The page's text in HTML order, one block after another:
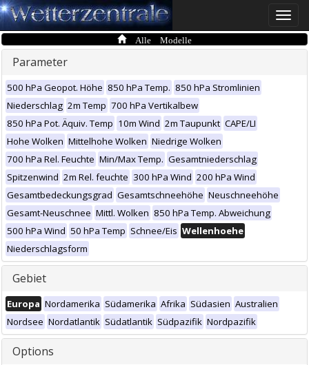
Toggle
Alle Modelle
Parameter
500 hPa Geopot. Höhe 850 hPa Temp. 850 hPa Stromlinien
Niederschlag 2m Temp 700 hPa Vertikalbew
850 hPa Pot. Äquiv. Temp 10m Wind 2m Taupunkt CAPE/LI
Hohe Wolken Mittelhohe Wolken Niedrige Wolken
700 hPa Rel. Feuchte Min/Max Temp. Gesamtniederschlag
Spitzenwind 2m Rel. feuchte 300 hPa Wind 200 hPa Wind
Gesamtbedeckungsgrad Gesamtschneehöhe Neuschneehöhe
Gesamt-Neuschnee Mittl. Wolken 850 hPa Temp. Abweichung
500 hPa Wind 50 hPa Temp Schnee/Eis Wellenhoehe
Niederschlagsform
Gebiet
Europa Nordamerika Südamerika Afrika Südasien Australien
Nordsee Nordatlantik Südatlantik Südpazifik Nordpazifik
Options